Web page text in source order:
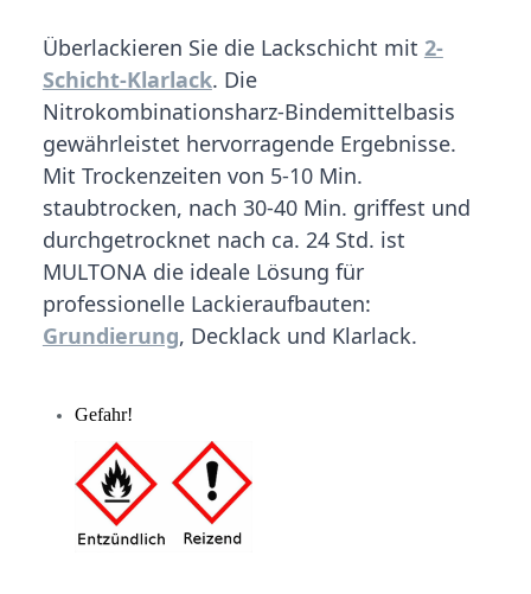
Überlackieren Sie die Lackschicht mit 2-
Schicht-Klarlack. Die
Nitrokombinationsharz-Bindemittelbasis
gewährleistet hervorragende Ergebnisse.
Mit Trockenzeiten von 5-10 Min.
staubtrocken, nach 30-40 Min. griffest und
durchgetrocknet nach ca. 24 Std. ist
MULTONA die ideale Lösung für
professionelle Lackieraufbauten:
Grundierung, Decklack und Klarlack.
Gefahr!